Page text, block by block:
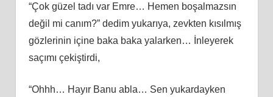
“Çok güzel tadı var Emre… Hemen boşalmazsın
değil mi canım?” dedim yukarıya, zevkten kısılmış
gözlerinin içine baka baka yalarken… İnleyerek
saçımı çekiştirdi,
“Ohhh… Hayır Banu abla… Sen yukardayken